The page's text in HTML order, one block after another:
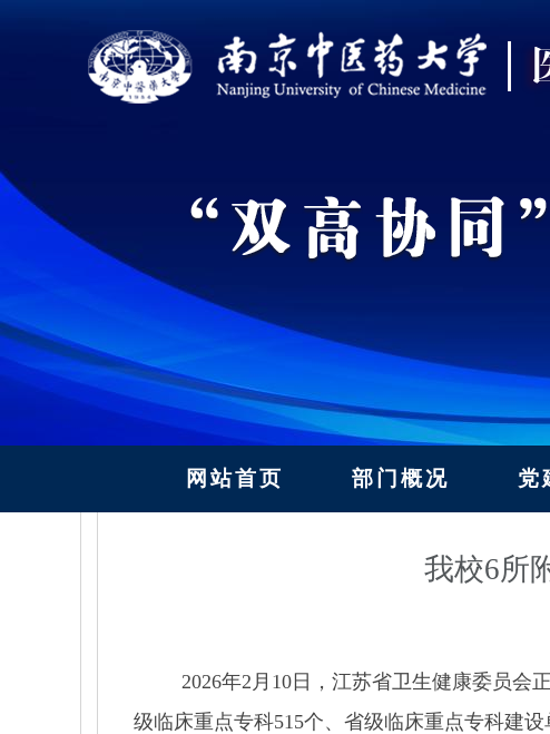
网站首页 部门概况 党
我校6所
2026年2 月 10日，江苏省卫生健康委员会
级临床重点专科515个、省级临床重点专科建设